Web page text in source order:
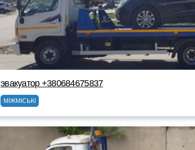
эвакуатор +380684675837
МІЖМІСЬКІ